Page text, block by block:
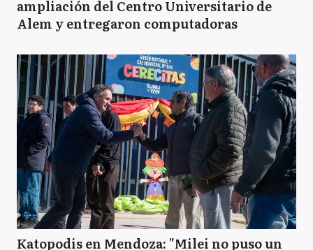
ampliación del Centro Universitario de
Alem y entregaron computadoras
Katopodis en Mendoza: "Milei no puso un